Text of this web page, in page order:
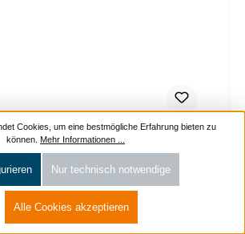
Cookies, um eine bestmögliche Erfahrung bieten zu
können. Mehr Informationen ...
Nur technisch notwendige
Alle Cookies akzeptieren